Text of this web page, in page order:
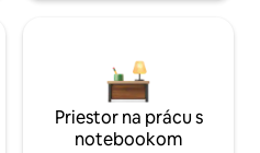
Priestor na prácu s
notebookom